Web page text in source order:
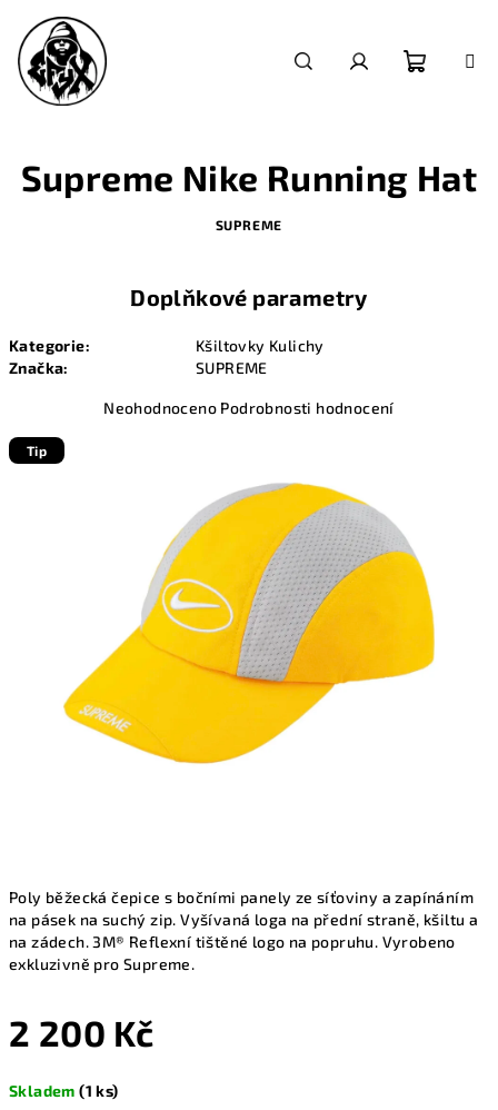
obsah
Poly běžecká čepice s bočními panely ze síťoviny a zapínáním
na pásek na suchý zip. Vyšívaná loga na přední straně, kšiltu a
na zádech. 3M® Reflexní tištěné logo na popruhu. Vyrobeno
exkluzivně pro Supreme.
2 200 Kč
cena:
Skladem(1 ks)
Supreme Nike Running Hat
SUPREME
Doplňkové parametry
Kategorie:
Kšiltovky Kulichy
Značka: SUPREME
Průměrné
hvězdiček.
Neohodnoceno Podrobnosti hodnocení
Tip